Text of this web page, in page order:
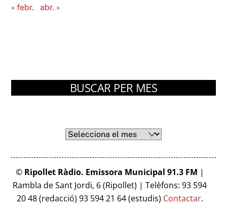
« febr.
abr. »
BUSCAR PER MES
Arxius
© Ripollet Ràdio. Emissora Municipal 91.3 FM |
Rambla de Sant Jordi, 6 (Ripollet) | Telèfons: 93 594
20 48 (redacció) 93 594 21 64 (estudis) Contactar.